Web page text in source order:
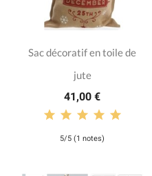
Sac décoratif en toile de
jute
41,00 €
5/5 (1 notes)